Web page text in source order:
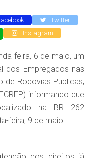
Twitter
Instagram
feira, 6 de maio, um
dos Empregados nas
de Rodovias Públicas,
informando que
na BR 262
feira, 9 de maio.
dos direitos já